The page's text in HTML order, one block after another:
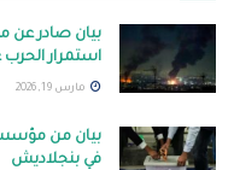
بيان صادر
استمرار الحرب
مارس 19, 2026
بيان من
في بنجلاديش